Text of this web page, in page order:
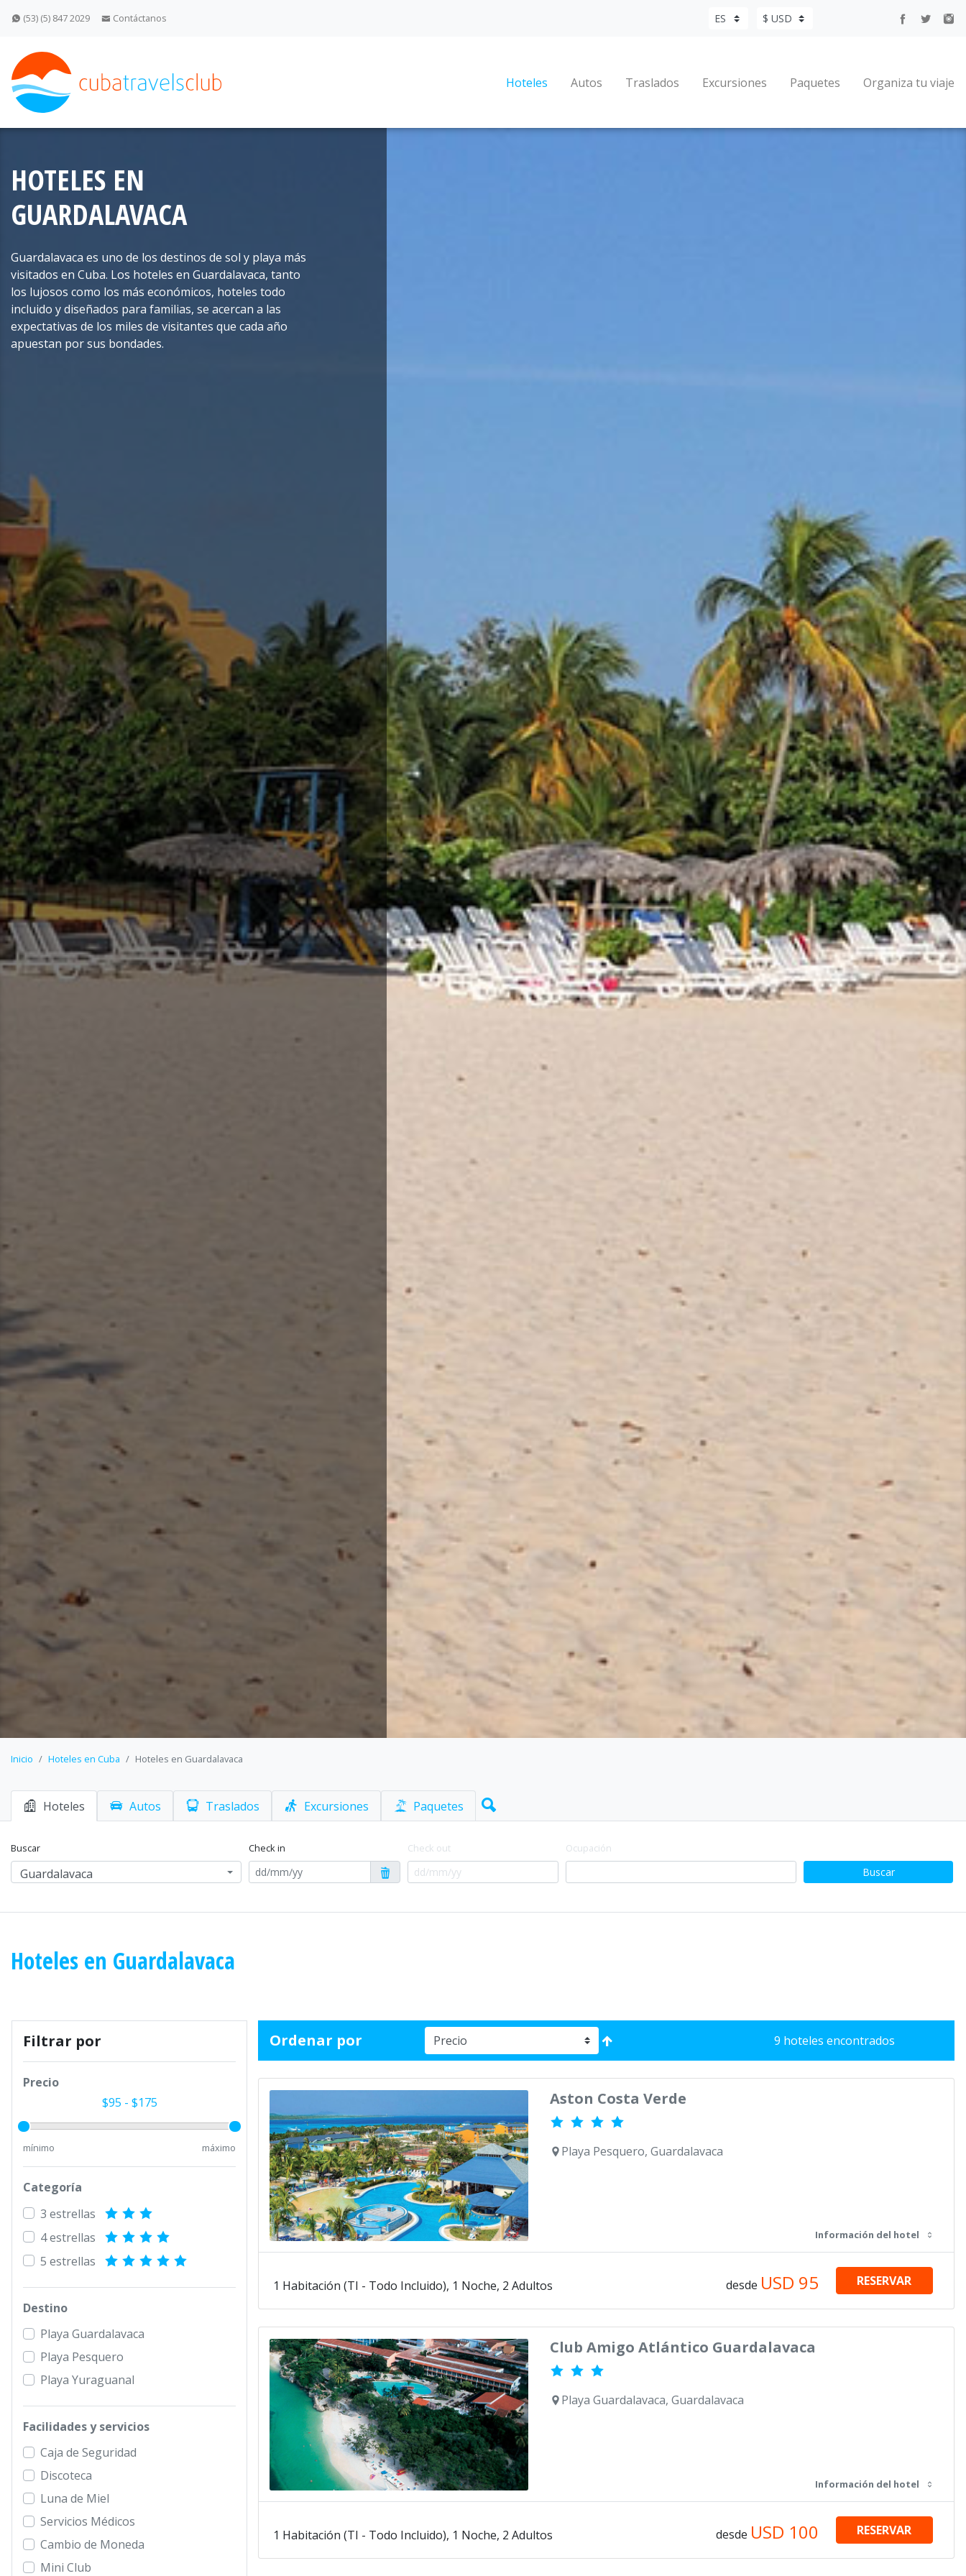
(53) (5) 847 2029 Contáctanos
Hoteles Autos Traslados Excursiones Paquetes Organiza tu viaje
HOTELES EN
GUARDALAVACA
Guardalavaca es uno de los destinos de sol y playa más
visitados en Cuba. Los hoteles en Guardalavaca, tanto
los lujosos como los más económicos, hoteles todo
incluido y diseñados para familias, se acercan a las
expectativas de los miles de visitantes que cada año
apuestan por sus bondades.
Inicio Hoteles en Cuba Hoteles en Guardalavaca
Hoteles Autos Traslados Excursiones Paquetes
Buscar
Guardalavaca
Check in Check out Ocupación
Buscar
Hoteles en Guardalavaca
Filtrar por
Precio
$95 - $175
mínimo máximo
Categoría
3 estrellas
4 estrellas
5 estrellas
Destino
Playa Guardalavaca
Playa Pesquero
Playa Yuraguanal
Facilidades y servicios
Caja de Seguridad
Discoteca
Luna de Miel
Servicios Médicos
Cambio de Moneda
Mini Club
Ordenar por 9 hoteles encontrados
Aston Costa Verde
Playa Pesquero, Guardalavaca
Información del hotel
1 Habitación (TI - Todo Incluido), 1 Noche, 2 Adultos desde USD 95 RESERVAR
Club Amigo Atlántico Guardalavaca
Playa Guardalavaca, Guardalavaca
Información del hotel
1 Habitación (TI - Todo Incluido), 1 Noche, 2 Adultos desde USD 100 RESERVAR